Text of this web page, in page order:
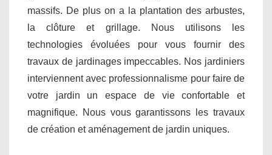
massifs. De plus on a la plantation des arbustes,
la clôture et grillage. Nous utilisons les
technologies évoluées pour vous fournir des
travaux de jardinages impeccables. Nos jardiniers
interviennent avec professionnalisme pour faire de
votre jardin un espace de vie confortable et
magnifique. Nous vous garantissons les travaux
de création et aménagement de jardin uniques.